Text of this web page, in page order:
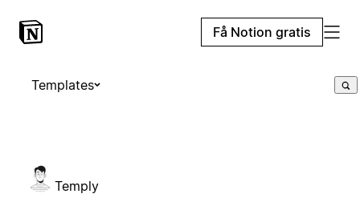
Få Notion gratis
Templates
Temply